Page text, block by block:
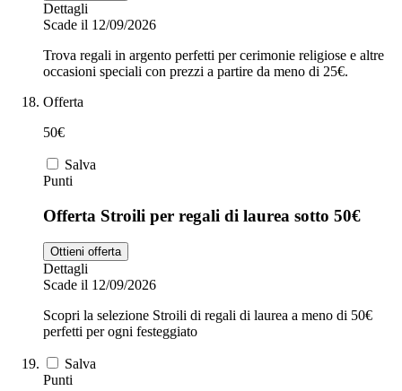
Dettagli
Scade il 12/09/2026
Trova regali in argento perfetti per cerimonie religiose e altre
occasioni speciali con prezzi a partire da meno di 25€.
Offerta
50€
Salva
Punti
Offerta Stroili per regali di laurea sotto 50€
Ottieni offerta
Dettagli
Scade il 12/09/2026
Scopri la selezione Stroili di regali di laurea a meno di 50€
perfetti per ogni festeggiato
Salva
Punti